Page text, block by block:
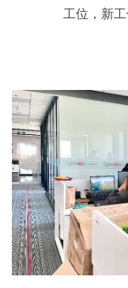
工位，新